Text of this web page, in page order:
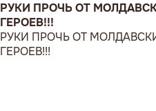
РУКИ ПРОЧЬ ОТ
ГЕРОЕВ!!!
РУКИ ПРОЧЬ ОТ
ГЕРОЕВ!!!